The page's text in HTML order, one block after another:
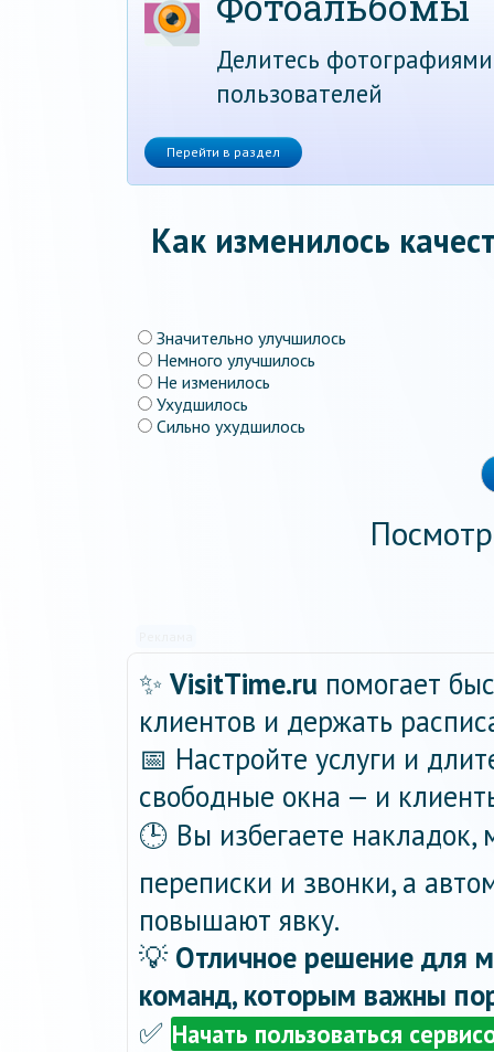
Делитесь
пользователей
Перейти в раздел
Как изменилось
Значительно улучшилось
Немного улучшилось
Не изменилось
Ухудшилось
Сильно ухудшилось
✨ VisitTime.ru помогает
клиентов и держать
📅 Настройте услуги и
свободные окна — и
🕒 Вы избегаете
переписки и звонки, а
повышают явку.
💡 Отличное решение для
команд, которым важны
✅ Начать пользоваться